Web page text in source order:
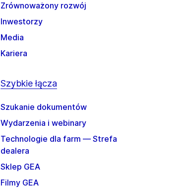
Zrównoważony rozwój
Inwestorzy
Media
Kariera
Szybkie łącza
Szukanie dokumentów
Wydarzenia i webinary
Technologie dla farm — Strefa
dealera
Sklep GEA
Filmy GEA